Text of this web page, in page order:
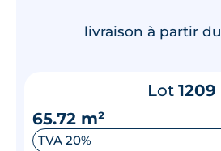
livraison à partir du
Lot 1209
65.72 m²
TVA 20%